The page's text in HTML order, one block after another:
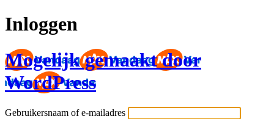
Inloggen
Mogelijk gemaakt door
WordPress
Gebruikersnaam of e-mailadres